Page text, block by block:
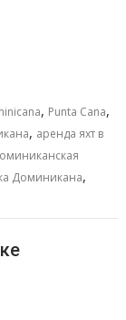
, Punta Cana,
, аренда яхт в
Доминикана,